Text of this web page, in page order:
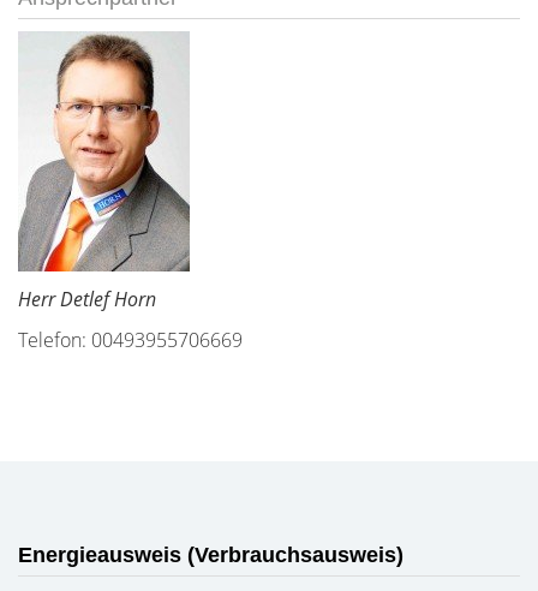
Herr Detlef Horn
Telefon: 00493955706669
Energieausweis (Verbrauchsausweis)